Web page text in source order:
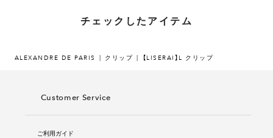
チェックしたアイテム
ALEXANDRE DE PARIS クリップ 【LISERAI】L クリップ
Customer Service
ご利用ガイド